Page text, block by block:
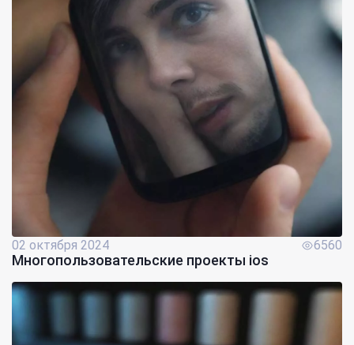
02 октября 2024 6560
Многопользовательские проекты ios